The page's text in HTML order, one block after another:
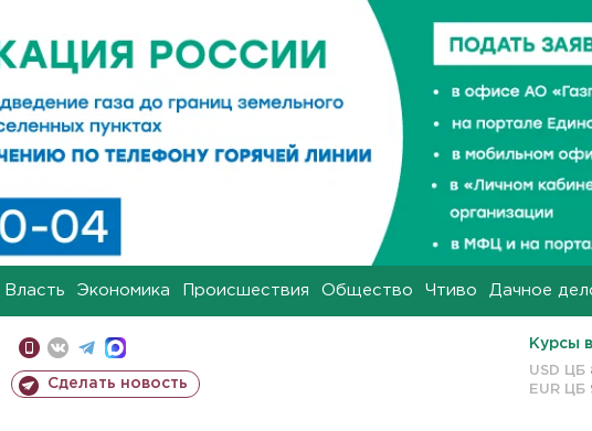
Власть Экономика Происшествия Общество Чтиво Дачное
Сделать новость
Курсы
USD ЦБ
EUR ЦБ